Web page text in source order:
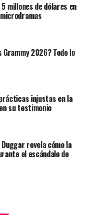
millones de dólares en
2026? Todo lo
injustas en la
su testimonio
revela cómo la
el escándalo de